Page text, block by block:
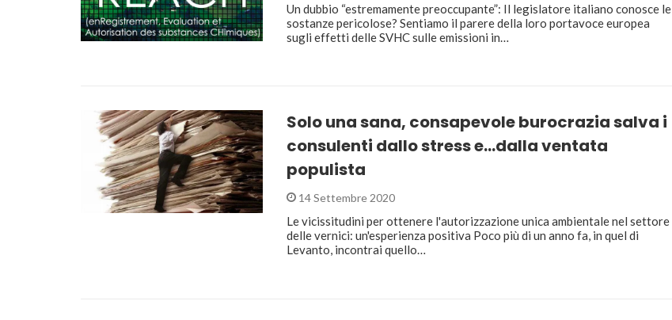
Un dubbio “estremamente preoccupante”: Il legislatore italiano conosce le
sostanze pericolose? Sentiamo il parere della loro portavoce europea
sugli effetti delle SVHC sulle emissioni in…
Solo una sana, consapevole burocrazia salva i
consulenti dallo stress e…dalla ventata
populista
14 Settembre 2020
Le vicissitudini per ottenere l'autorizzazione unica ambientale nel settore
delle vernici: un'esperienza positiva Poco più di un anno fa, in quel di
Levanto, incontrai quello…